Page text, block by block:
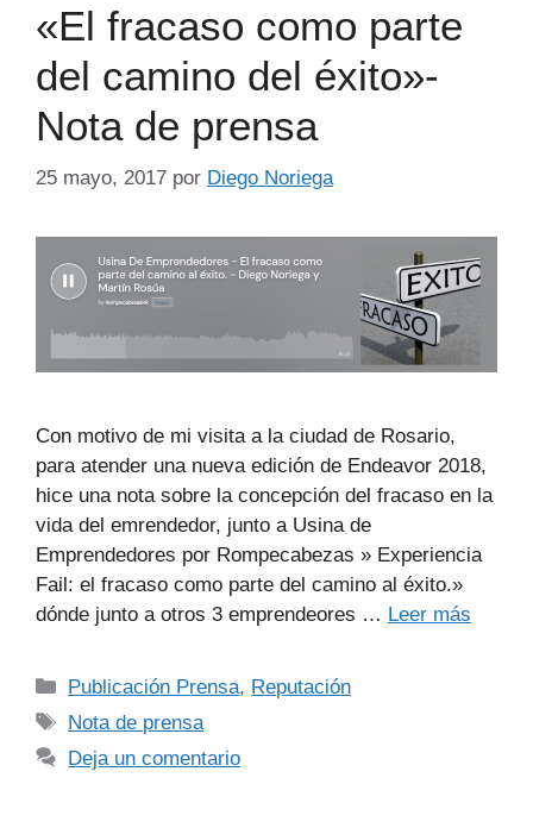
«El fracaso como parte
del camino del éxito»-
Nota de prensa
25 mayo, 2017 por Diego Noriega
Con motivo de mi visita a la ciudad de Rosario,
para atender una nueva edición de Endeavor 2018,
hice una nota sobre la concepción del fracaso en la
vida del emrendedor, junto a Usina de
Emprendedores por Rompecabezas » Experiencia
Fail: el fracaso como parte del camino al éxito.»
dónde junto a otros 3 emprendeores … Leer más
Publicación Prensa, Reputación
Nota de prensa
Deja un comentario